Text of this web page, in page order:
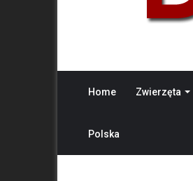
Home Zwierzęta
Polska